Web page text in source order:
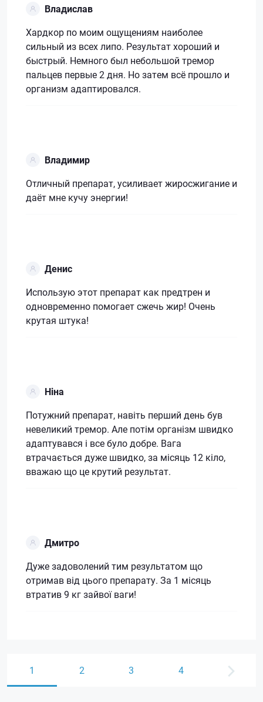
Владислав
Хардкор по моим ощущениям наиболее
сильный из всех липо. Результат хороший и
быстрый. Немного был небольшой тремор
пальцев первые 2 дня. Но затем всё прошло и
организм адаптировался.
Владимир
Отличный препарат, усиливает жиросжигание и
даёт мне кучу энергии!
Денис
Использую этот препарат как предтрен и
одновременно помогает сжечь жир! Очень
крутая штука!
Ніна
Потужний препарат, навіть перший день був
невеликий тремор. Але потім організм швидко
адаптувався і все було добре. Вага
втрачається дуже швидко, за місяць 12 кіло,
вважаю що це крутий результат.
Дмитро
Дуже задоволений тим результатом що
отримав від цього препарату. За 1 місяць
втратив 9 кг зайвої ваги!
1 2 3 4